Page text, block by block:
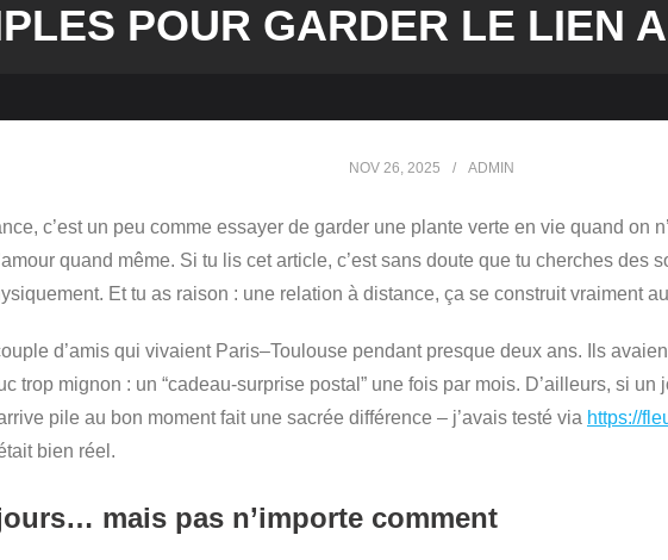
POUR GARDER LE LIEN
NOV 26, 2025 ADMIN
c’est un peu comme essayer de garder une plante verte en vie quand on
quand même. Si tu lis cet article, c’est sans doute que tu cherches des
Et tu as raison : une relation à distance, ça se construit vraiment
d’amis qui vivaient Paris–Toulouse pendant presque deux ans. Ils
trop mignon : un “cadeau-surprise postal” une fois par mois. D’ailleurs, si
pile au bon moment fait une sacrée différence – j’avais testé via https://
bien réel.
mais pas n’importe comment